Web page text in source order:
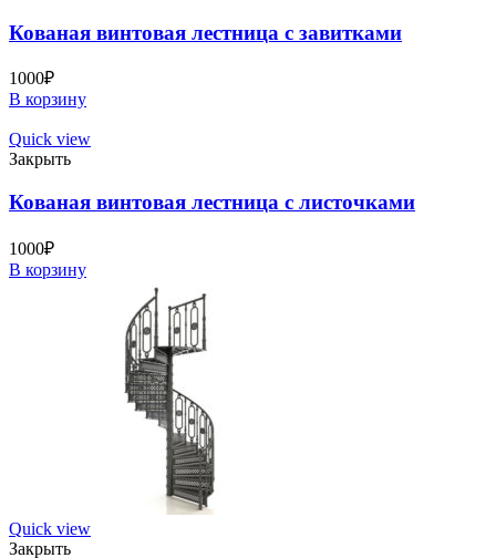
Кованая винтовая лестница с завитками
1000₽
В корзину
Quick view
Закрыть
Кованая винтовая лестница с листочками
1000₽
В корзину
Quick view
Закрыть